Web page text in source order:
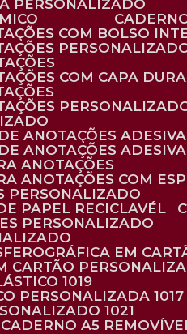
PERSONALIZADO
COM BOLSO
COM CAPA DURA
ANOTAÇÕES
ANOTAÇÕES
ANOTAÇÕES
ANOTAÇÕES COM
PERSONALIZADO
PAPEL RECICLAVÉL
PERSONALIZADO
EM
CARTÃO
1019
PERSONALIZADA 1017
1021
A5